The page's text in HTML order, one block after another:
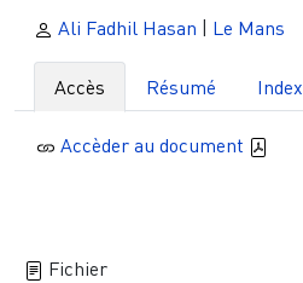
Ali Fadhil Hasan Le Mans
Accès Résumé Index
Accèder au document
Fichier